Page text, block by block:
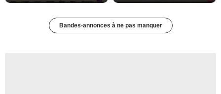
Bandes-annonces à ne pas manquer